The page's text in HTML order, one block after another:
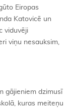
Eiropas
Katovicē un
viduvēji
viņu nesauksim,
gājieniem dzimusī
kuras meiteņu